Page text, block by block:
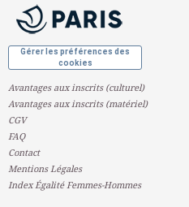
Gérer les préférences des
cookies
Avantages aux inscrits (culturel)
Avantages aux inscrits (matériel)
CGV
FAQ
Contact
Mentions Légales
Index Égalité Femmes-Hommes